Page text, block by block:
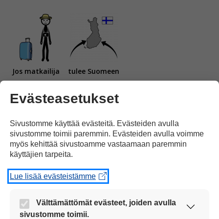
Jos matkailija tulee Suomeen
riskimaasta,
Evästeasetukset
Sivustomme käyttää evästeitä. Evästeiden avulla
sivustomme toimii paremmin. Evästeiden avulla voimme
myös kehittää sivustoamme vastaamaan paremmin
käyttäjien tarpeita.
Lue lisää evästeistämme
Välttämättömät evästeet, joiden avulla
sivustomme toimii.